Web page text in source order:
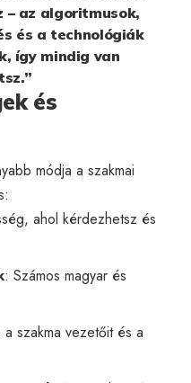
– az algoritmusok,
és a technológiák
így mindig van
és
módja a szakmai
ahol kérdezhetsz és
: Számos magyar és
szakma vezetőit és a